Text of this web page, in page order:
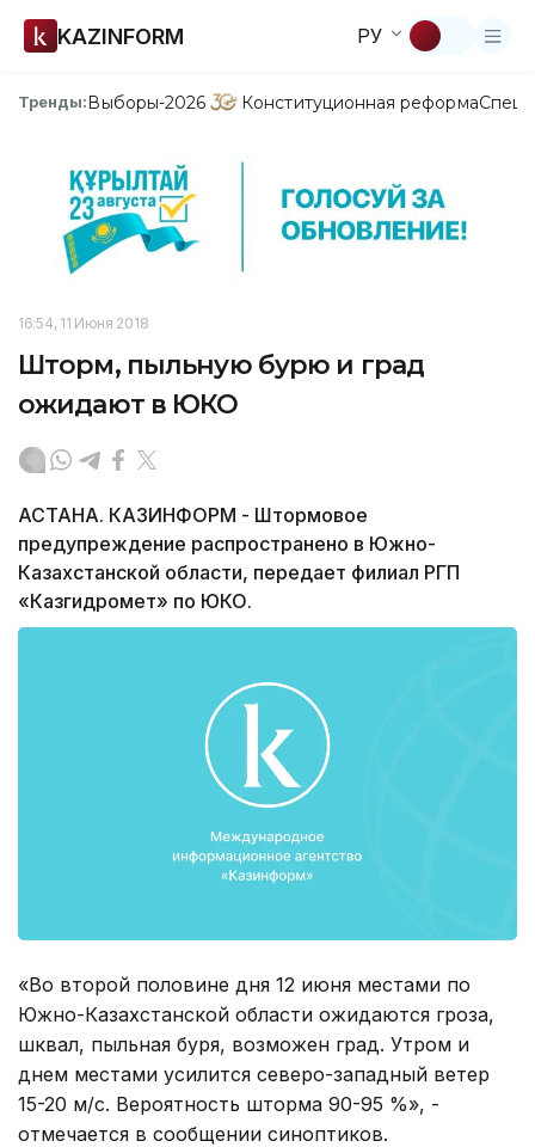
KAZINFORM РУ
Тренды:Выборы-2026 Конституционная реформа
16:54, 11 Июня 2018
Шторм, пыльную бурю и град
ожидают в ЮКО
АСТАНА. КАЗИНФОРМ - Штормовое
предупреждение распространено в Южно-
Казахстанской области, передает филиал РГП
«Казгидромет» по ЮКО.
«Во второй половине дня 12 июня местами по
Южно-Казахстанской области ожидаются гроза,
шквал, пыльная буря, возможен град. Утром и
днем местами усилится северо-западный ветер
15-20 м/с. Вероятность шторма 90-95 %», -
отмечается в сообщении синоптиков.